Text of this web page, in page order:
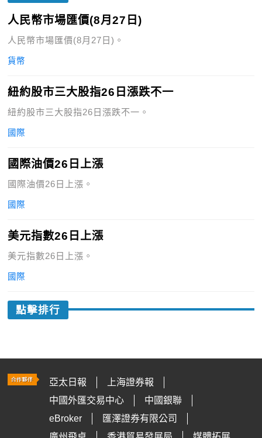
人民幣市場匯價(8月27日)
人民幣市場匯價(8月27日)。
貨幣
紐約股市三大股指26日漲跌不一
紐約股市三大股指26日漲跌不一。
國際
國際油價26日上漲
國際油價26日上漲。
國際
美元指數26日上漲
美元指數26日上漲。
國際
點擊排行
亞太日報
上海證券報
中國外匯交易中心
中國銀聯
eBroker
匯澤證券有限公司